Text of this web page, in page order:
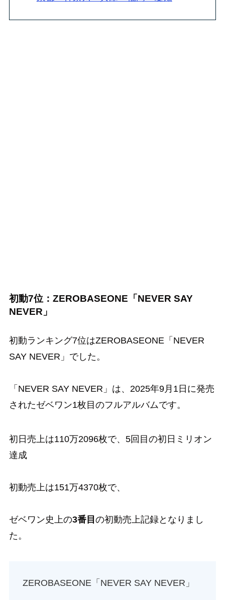
初動7位：ZEROBASEONE「NEVER SAY
NEVER」
初動ランキング7位はZEROBASEONE「NEVER
SAY NEVER」でした。
「NEVER SAY NEVER」は、2025年9月1日に発売
されたゼベワン1枚目のフルアルバムです。
初日売上は110万2096枚で、5回目の初日ミリオン
達成
初動売上は151万4370枚で、
ゼベワン史上の3番目 の初動売上記録となりまし
た。
ZEROBASEONE「NEVER SAY NEVER」